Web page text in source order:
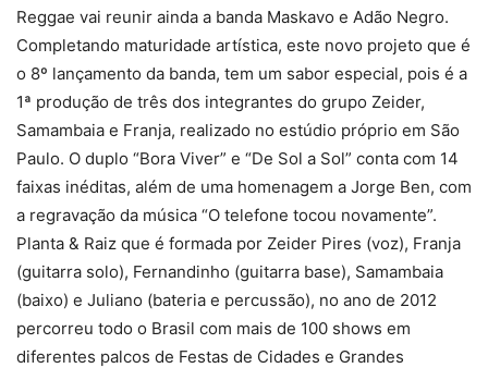
Reggae vai reunir ainda a banda Maskavo e Adão Negro.
Completando maturidade artística, este novo projeto que é
o 8º lançamento da banda, tem um sabor especial, pois é a
1ª produção de três dos integrantes do grupo Zeider,
Samambaia e Franja, realizado no estúdio próprio em São
Paulo. O duplo “Bora Viver” e “De Sol a Sol” conta com 14
faixas inéditas, além de uma homenagem a Jorge Ben, com
a regravação da música “O telefone tocou novamente”.
Planta & Raiz que é formada por Zeider Pires (voz), Franja
(guitarra solo), Fernandinho (guitarra base), Samambaia
(baixo) e Juliano (bateria e percussão), no ano de 2012
percorreu todo o Brasil com mais de 100 shows em
diferentes palcos de Festas de Cidades e Grandes